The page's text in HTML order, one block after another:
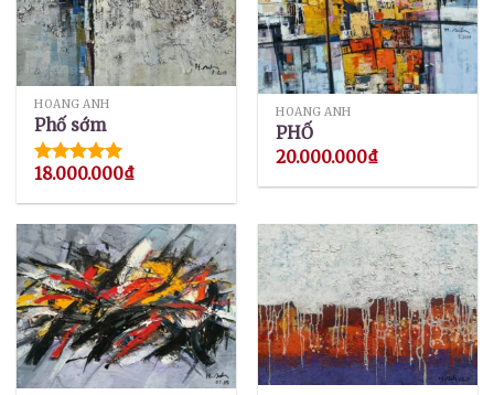
HOÀNG ANH
Phố sớm
Được xếp
18.000.000₫
HOÀNG ANH
PHỐ
20.000.000₫